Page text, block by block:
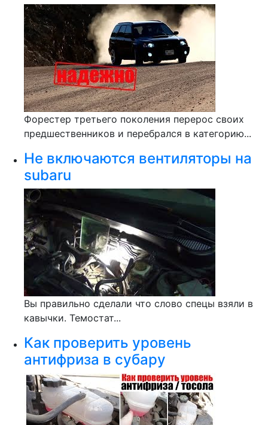
Форестер третьего поколения перерос своих
предшественников и перебрался в категорию...
Не включаются вентиляторы на
subaru
Вы правильно сделали что слово спецы взяли в
кавычки. Темостат...
Как проверить уровень
антифриза в субару